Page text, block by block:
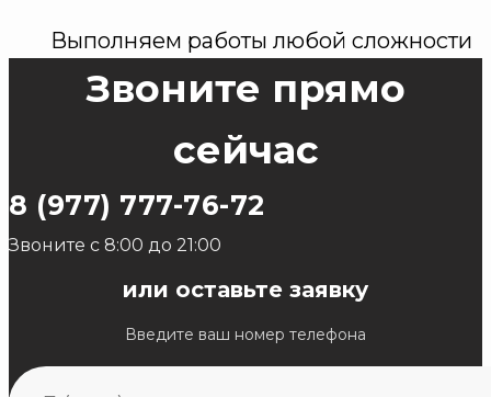
Выполняем работы любой сложности
Звоните прямо
сейчас
8 (977) 777-76-72
Звоните с 8:00 до 21:00
или оставьте заявку
Введите ваш номер телефона